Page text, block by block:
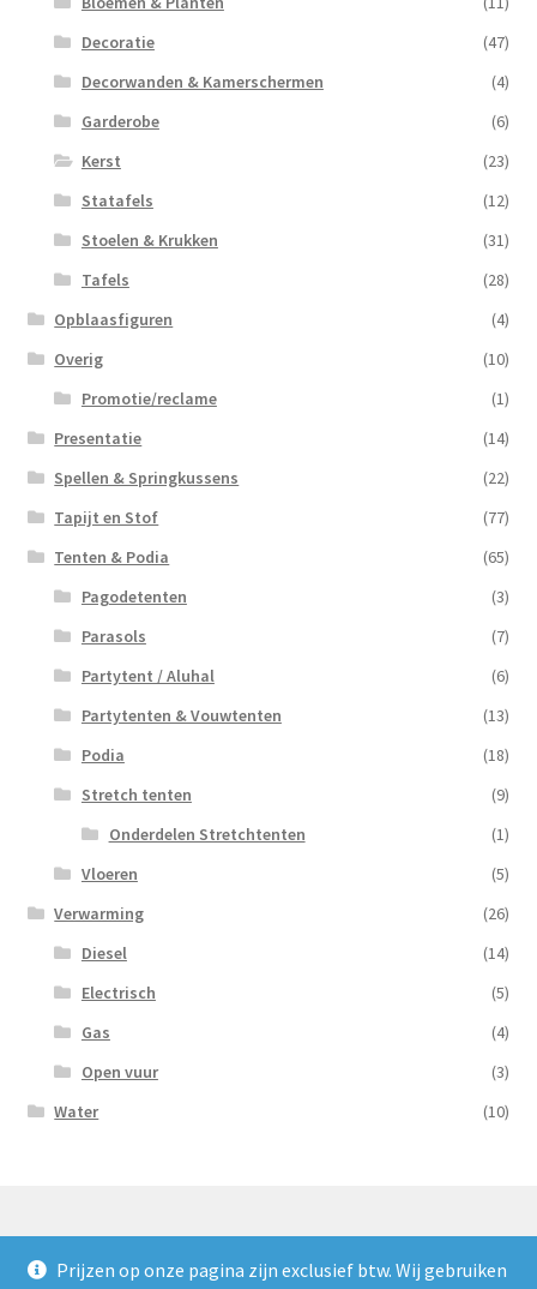
Prijzen op onze pagina zijn exclusief btw. Wij gebruiken
Decoratie
(47)
Decorwanden & Kamerschermen
(4)
Garderobe
(6)
Kerst
(23)
Statafels
(12)
Stoelen & Krukken
(31)
Tafels
(28)
Opblaasfiguren
(4)
Overig
(10)
Promotie/reclame
(1)
Presentatie
(14)
Spellen & Springkussens
(22)
Tapijt en Stof
(77)
Tenten & Podia
(65)
Pagodetenten
(3)
Parasols
(7)
Partytent / Aluhal
(6)
Partytenten & Vouwtenten
(13)
Podia
(18)
Stretch tenten
(9)
Onderdelen Stretchtenten
(1)
Vloeren
(5)
Verwarming
(26)
Diesel
(14)
Electrisch
(5)
Gas
(4)
Open vuur
(3)
Water
(10)
© Nooijens Verhuur 2026